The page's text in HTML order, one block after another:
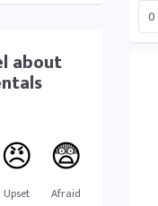
about
😠
Upset
😨
Afraid